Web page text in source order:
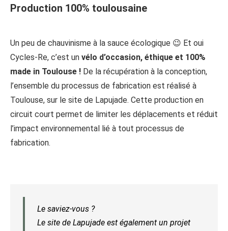
Production 100% toulousaine
Un peu de chauvinisme à la sauce écologique 😉 Et oui
Cycles-Re, c’est un vélo d’occasion, éthique et 100%
made in Toulouse ! De la récupération à la conception,
l’ensemble du processus de fabrication est réalisé à
Toulouse, sur le site de Lapujade. Cette production en
circuit court permet de limiter les déplacements et réduit
l’impact environnemental lié à tout processus de
fabrication.
Le saviez-vous ?
Le site de Lapujade est également un projet